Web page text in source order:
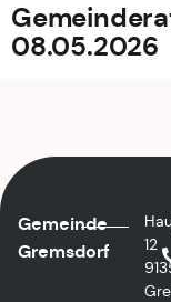
08.05.2026
Gemeinde
Gremsdorf
12